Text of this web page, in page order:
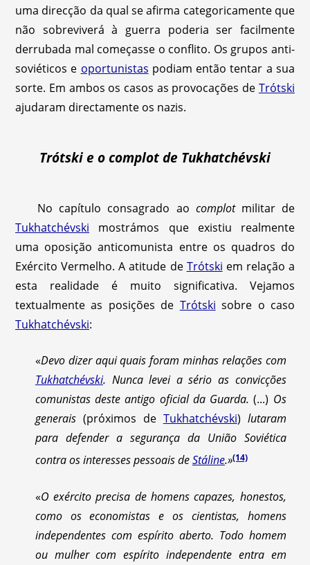
uma direcção da qual se afirma categoricamente que
não sobreviverá à guerra poderia ser facilmente
derrubada mal começasse o conflito. Os grupos anti-
soviéticos e oportunistas podiam então tentar a sua
sorte. Em ambos os casos as provocações de Trótski
ajudaram directamente os nazis.
Trótski e o complot de Tukhatchévski
No capítulo consagrado ao complotmilitar de
Tukhatchévski mostrámos que existiu realmente
uma oposição anticomunista entre os quadros do
Exército Vermelho. A atitude de Trótski em relação a
esta realidade é muito significativa. Vejamos
textualmente as posições de Trótski sobre o caso
Tukhatchévski:
«Devo dizer aqui quais foram minhas relações com
Tukhatchévski. Nunca levei a sério as convicções
comunistas deste antigo oficial da Guarda. (...) Os
generais (próximos de Tukhatchévski) lutaram
para defender a segurança da União Soviética
contra os interesses pessoais deStáline.»(14)
«O exército precisa de homens capazes, honestos,
como os economistas e os cientistas, homens
independentes com espírito aberto. Todo homem
ou mulher com espírito independente entra em